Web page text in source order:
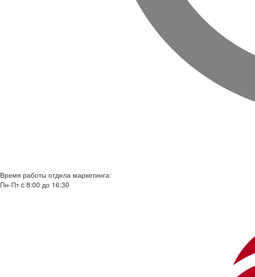
Время работы отдела маркетинга:
Пн-Пт c 8:00 до 16:30